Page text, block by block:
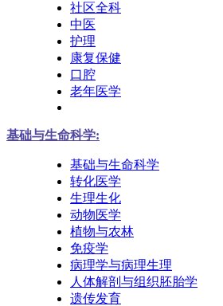
社区全科
中医
护理
康复保健
口腔
老年医学
基础与生命科学:
基础与生命科学
转化医学
生理生化
动物医学
植物与农林
免疫学
病理学与病理生理
人体解剖与组织胚胎学
遗传发育